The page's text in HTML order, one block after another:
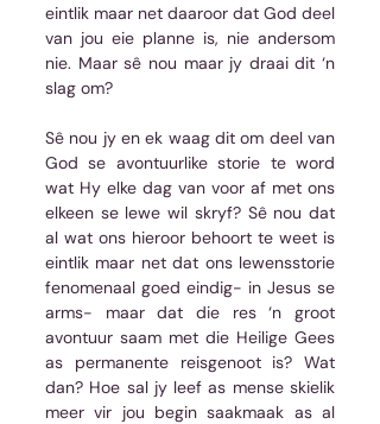
eintlik maar net daaroor dat God deel
van jou eie planne is, nie andersom
nie. Maar sê nou maar jy draai dit ‘n
slag om?
Sê nou jy en ek waag dit om deel van
God se avontuurlike storie te word
wat Hy elke dag van voor af met ons
elkeen se lewe wil skryf? Sê nou dat
al wat ons hieroor behoort te weet is
eintlik maar net dat ons lewensstorie
fenomenaal goed eindig- in Jesus se
arms- maar dat die res ‘n groot
avontuur saam met die Heilige Gees
as permanente reisgenoot is? Wat
dan? Hoe sal jy leef as mense skielik
meer vir jou begin saakmaak as al